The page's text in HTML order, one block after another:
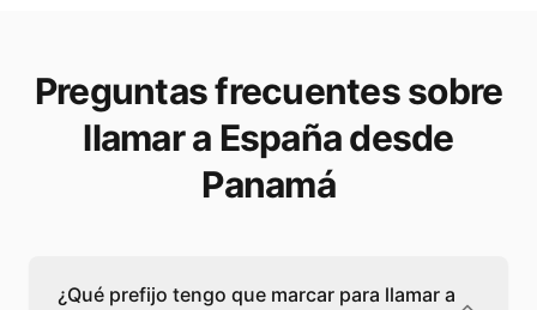
Preguntas frecuentes sobre
llamar a España desde
Panamá
¿Qué prefijo tengo que marcar para llamar a